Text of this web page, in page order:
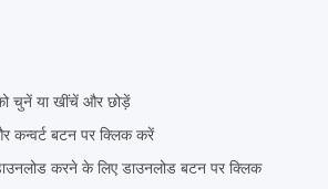
चुनें या खींचें और छोड़ें
कन्वर्ट बटन पर क्लिक करें
करने के लिए डाउनलोड बटन पर क्लिक